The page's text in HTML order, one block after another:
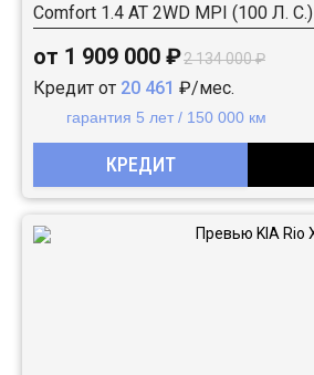
Comfort 1.4 АТ 2WD MPI (100 Л. C.)
от 1 909 000 ₽2 134 000 ₽
Кредит от 20 461 ₽/мес.
гарантия 5 лет / 150 000 км
КРЕДИТ